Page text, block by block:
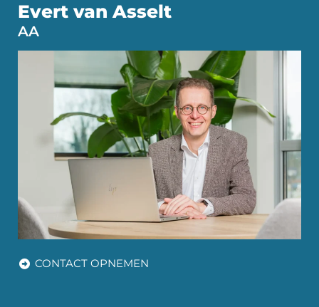
Evert van Asselt
AA
CONTACT OPNEMEN